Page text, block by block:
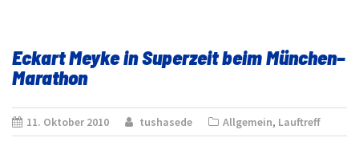
Eckart Meyke in Superzeit beim München–
Marathon
11. Oktober 2010 tushasede Allgemein, Lauftreff